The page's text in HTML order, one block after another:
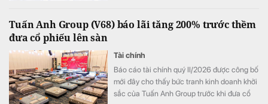
Tuấn Anh Group (V68) báo lãi tăng 200% trước thềm
đưa cổ phiếu lên sàn
Tài chính
Báo cáo tài chính quý II/2026 được công bố
mới đây cho thấy bức tranh kinh doanh khởi
sắc của Tuấn Anh Group trước khi đưa cổ